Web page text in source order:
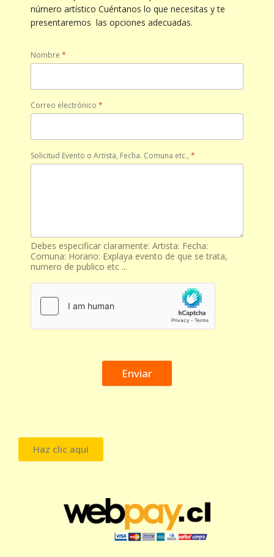
número artístico Cuéntanos lo que necesitas y te
presentaremos las opciones adecuadas.
Nombre *
Correo electrónico *
Solicitud Evento o Artista, Fecha. Comuna etc., *
Debes especificar claramente: Artista: Fecha:
Comuna: Horario: Explaya evento de que se trata,
numero de publico etc ...
Enviar
Haz clic aquí